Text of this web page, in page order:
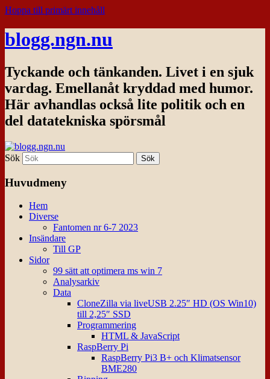
Hoppa till primärt innehåll
blogg.ngn.nu
Tyckande och tänkanden. Livet i en sjuk
vardag. Emellanåt kryddad med humor.
Här avhandlas också lite politik och en
del datatekniska spörsmål
Sök
Huvudmeny
Hem
Diverse
Fantomen nr 6-7 2023
Insändare
Till GP
Sidor
99 sätt att optimera ms win 7
Analysarkiv
Data
CloneZilla via liveUSB 2.25″ HD (OS Win10)
till 2,25″ SSD
Programmering
HTML & JavaScript
RaspBerry Pi
RaspBerry Pi3 B+ och Klimatsensor
BME280